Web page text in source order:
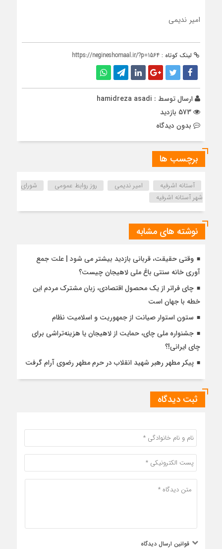
امیر ندیمی
لینک کوتاه : https://negineshomaal.ir/?p=1564
ارسال توسط : hamidreza asadi
بدون دیدگاه
برچسب ها
آستانه اشرفیه امیر ندیمی روز روابط عمومی
شورای
شهر آستانه اشرفیه
نوشته های مشابه
وقتی حقیقت، قربانی بازدید بیشتر می شود | علت جمع
آوری خانه سنتی باغ ملی لاهیجان چیست؟
چای فراتر از یک محصول اقتصادی، زبان مشترک مردم این
خطه با جهان است
ستون استوار صیانت از جمهوریت و اسلامیت نظام
جشنواره ملی چای، حمایت از لاهیجان یا هزینه‌تراشی برای
چای ایرانی!؟
پیکر مطهر رهبر شهید انقلاب در حرم مطهر رضوی آرام گرفت
ثبت دیدگاه
قوانین ارسال دیدگاه